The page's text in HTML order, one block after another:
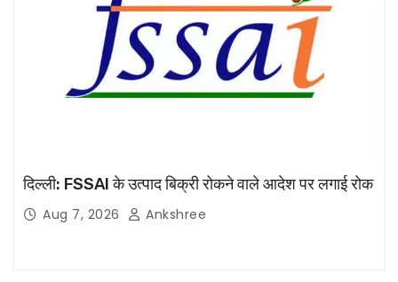
दिल्ली: FSSAI के उत्पाद बिक्री रोकने वाले आदेश पर लगाई रोक
Aug 7, 2026 Ankshree